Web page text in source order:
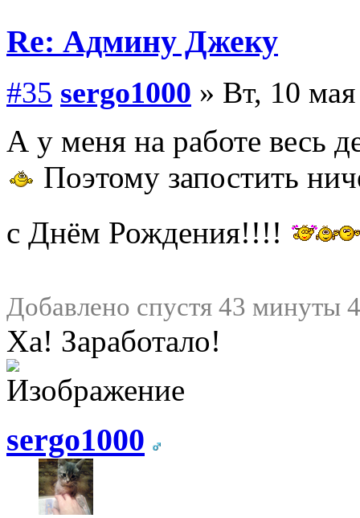
Re: Админу Джеку
#35 sergo1000 » Вт, 10
А у меня на работе весь
Поэтому запостить
с Днём Рождения!!!!
Добавлено спустя 43 минуты
Ха! Заработало!
sergo1000